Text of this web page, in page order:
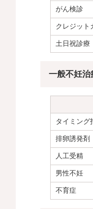
がん検診
クレジット
土日祝診療
一般不妊治
タイミング
排卵誘発剤
人工受精
男性不妊
不育症